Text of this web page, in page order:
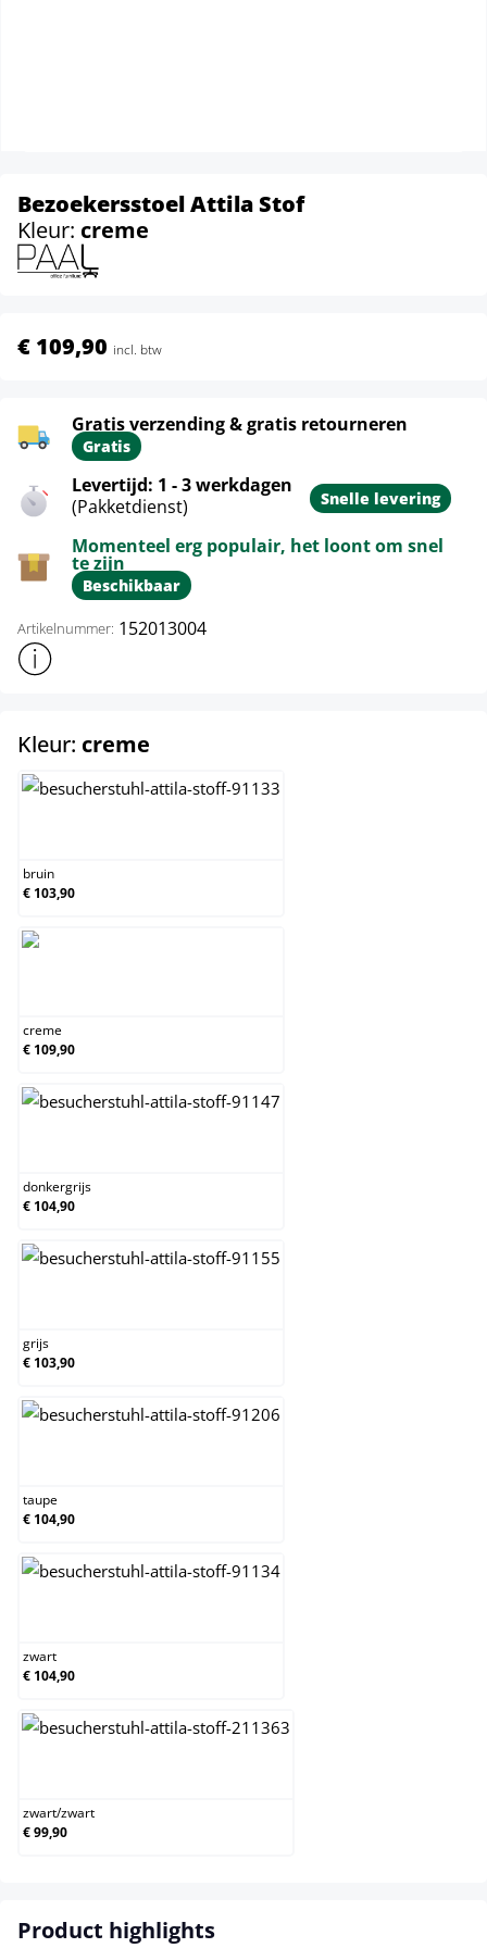
Bezoekersstoel Attila Stof
Kleur: creme
€ 109,90 incl. btw
Gratis verzending & gratis retourneren
Gratis
Levertijd: 1 - 3 werkdagen
(Pakketdienst)
Snelle levering
Momenteel erg populair, het loont om snel
te zijn
Beschikbaar
Artikelnummer: 152013004
Toon meer productinformatie
Kleur: creme
bruin
€ 103,90
creme
€ 109,90
donkergrijs
€ 104,90
grijs
€ 103,90
taupe
€ 104,90
zwart
€ 104,90
zwart/zwart
€ 99,90
Product highlights